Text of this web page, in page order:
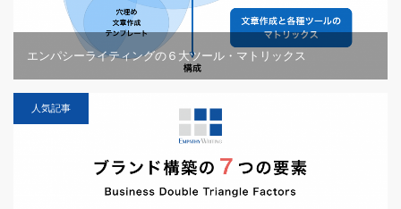
エンパシーライティングの６大ツール・マトリックス
人気記事